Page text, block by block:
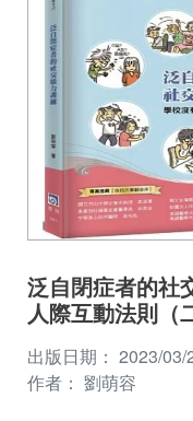
泛自閉症者的社
人際互動法則（
出版日期： 2023/03/
作者： 劉萌容